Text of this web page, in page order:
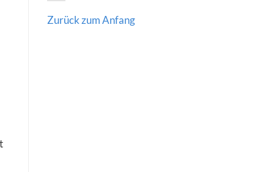
Zurück zum Anfang